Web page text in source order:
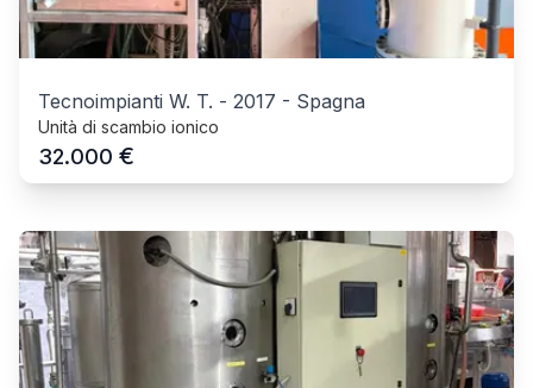
Tecnoimpianti W. T. - 2017 - Spagna
Unità di scambio ionico
32.000 €